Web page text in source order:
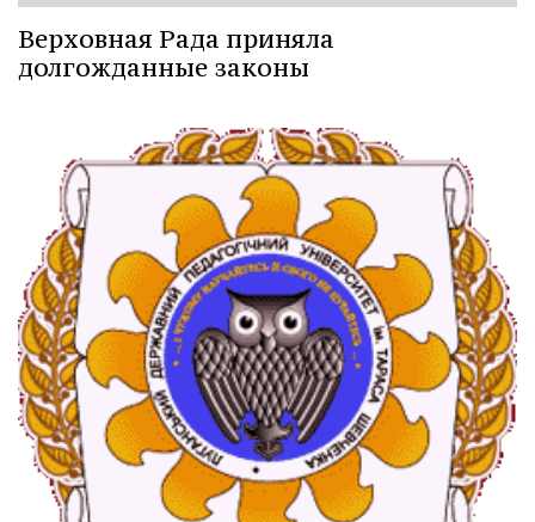
Верховная Рада приняла
долгожданные законы